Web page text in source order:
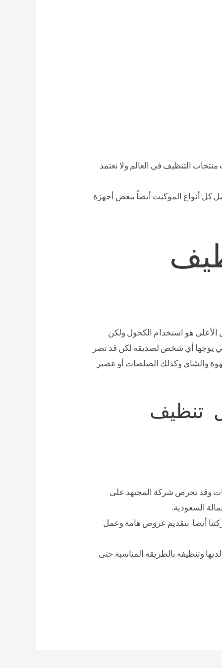
التنظيف في العالم ولا نعتمد
أنواع الموكيت أيضاً ببعض أجهزة
هو استخدام الكحول ولكن
يوجها أي شخص لصديقه لكن قد تضر
والشاي وكذلك الصلصات أو عصير
تنظيف
وقد تحرص شركة المجتهد على
السعودية.
أيضا بتقديم عروض هامة وعمل
وتنظيفه بالطريقة المناسبة حتى